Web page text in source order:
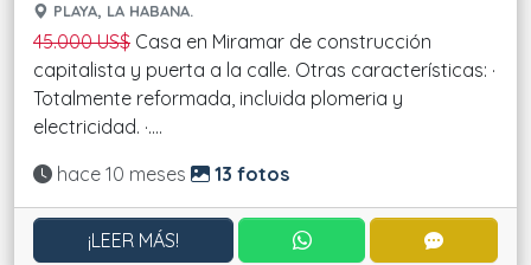
PLAYA, LA HABANA.
45.000 US$ Casa en Miramar de construcción
capitalista y puerta a la calle. Otras características: ·
Totalmente reformada, incluida plomeria y
electricidad. ·....
Actualizado:
hace 10 meses 13 fotos
¡LEER MÁS! CONTACTAR POR